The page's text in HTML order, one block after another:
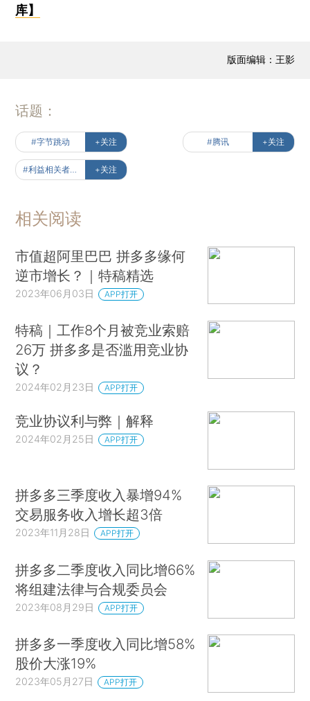
库】
版面编辑：王影
话题：
#字节跳动 +关注 #腾讯 +关注
+关注
相关阅读
市值超阿里巴巴 拼多多缘何
逆市增长？｜特稿精选
2023年06月03日 APP打开
特稿｜工作8个月被竞业索赔
26万 拼多多是否滥用竞业协
议？
2024年02月23日 APP打开
竞业协议利与弊｜解释
2024年02月25日 APP打开
拼多多三季度收入暴增94%
交易服务收入增长超3倍
2023年11月28日 APP打开
拼多多二季度收入同比增66%
将组建法律与合规委员会
2023年08月29日 APP打开
拼多多一季度收入同比增58%
股价大涨19%
2023年05月27日 APP打开